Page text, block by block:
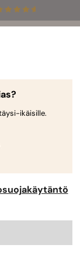
ikäisille.